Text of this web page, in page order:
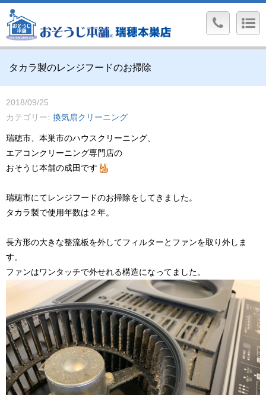
タカラ製のレンジフードのお掃除
2018/09/25
カテゴリー
換気扇クリーニング
瑞穂市、本巣市のハウスクリーニング、
エアコンクリーニング専門店の
おそうじ本舗の成田です
瑞穂市にてレンジフードのお掃除をしてきました。
タカラ製で使用年数は２年。
長方形の大きな整流板を外してフィルターとファンを取り外しま
す。
ファンはワンタッチで外せれる構造になってました。